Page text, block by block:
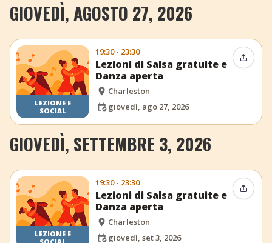
GIOVEDÌ, AGOSTO 27, 2026
LEZIONE E
SOCIAL
19:30 - 23:30
Lezioni di Salsa gratuite e
Danza aperta
Charleston
giovedì, ago 27, 2026
GIOVEDÌ, SETTEMBRE 3, 2026
LEZIONE E
19:30 - 23:30
Lezioni di Salsa gratuite e
Danza aperta
Charleston
giovedì, set 3, 2026